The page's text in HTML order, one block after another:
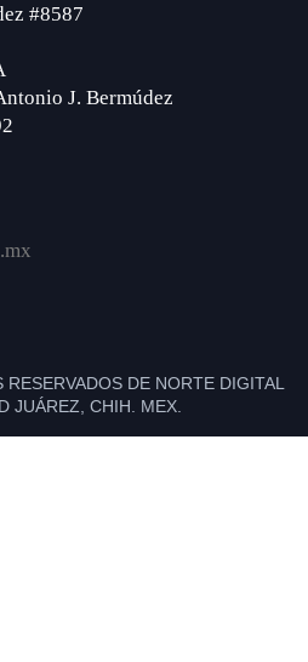
#8587
J. Bermúdez
DE NORTE DIGITAL
JUÁREZ, CHIH. MEX.